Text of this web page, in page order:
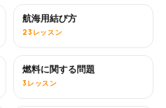
航海用結び方
23レッスン
燃料に関する問題
3レッスン